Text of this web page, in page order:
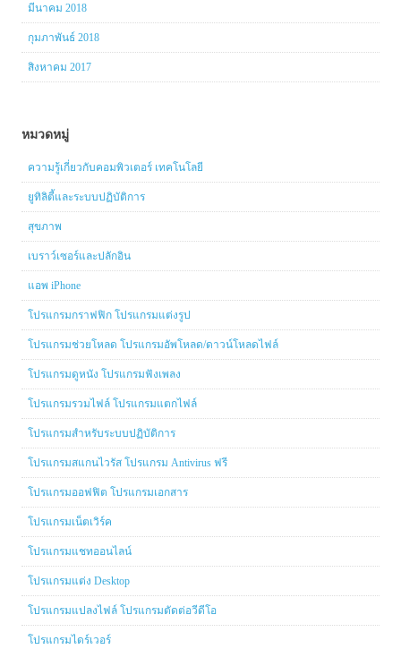
มีนาคม 2018
กุมภาพันธ์ 2018
สิงหาคม 2017
หมวดหมู่
ความรู้เกี่ยวกับคอมพิวเตอร์ เทคโนโลยี
ยูทิลิตี้และระบบปฏิบัติการ
สุขภาพ
เบราว์เซอร์และปลักอิน
แอพ iPhone
โปรแกรมกราฟฟิก โปรแกรมแต่งรูป
โปรแกรมช่วยโหลด โปรแกรมอัพโหลด/ดาวน์โหลดไฟล์
โปรแกรมดูหนัง โปรแกรมฟังเพลง
โปรแกรมรวมไฟล์ โปรแกรมแตกไฟล์
โปรแกรมสำหรับระบบปฏิบัติการ
โปรแกรมสแกนไวรัส โปรแกรม Antivirus ฟรี
โปรแกรมออฟฟิต โปรแกรมเอกสาร
โปรแกรมเน็ตเวิร์ค
โปรแกรมแชทออนไลน์
โปรแกรมแต่ง Desktop
โปรแกรมแปลงไฟล์ โปรแกรมตัดต่อวีดีโอ
โปรแกรมไดร์เวอร์